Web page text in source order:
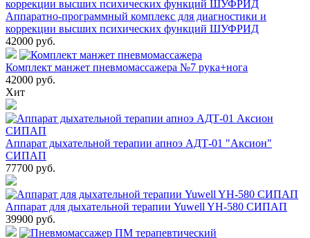
Аппаратно-программный комплекс для диагностики и
коррекции высших психических функций ШУФРИД
42000 руб.
Комплект манжет пневмомассажера №7 рука+нога
42000 руб.
Хит
Аппарат дыхательной терапии апноэ АДТ-01 "Аксион"
СИПАП
77700 руб.
Аппарат для дыхательной терапии Yuwell YH-580 СИПАП
39900 руб.